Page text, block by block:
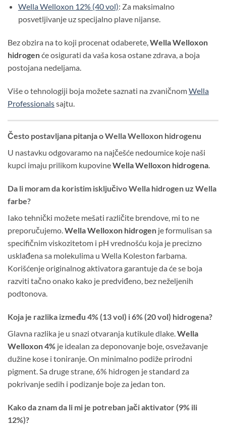
Wella Welloxon 12% (40 vol): Za maksimalno
posvetljivanje uz specijalno plave nijanse.
Bez obzira na to koji procenat odaberete, Wella Welloxon
hidrogenće osigurati da vaša kosa ostane zdrava, a boja
postojana nedeljama.
Više o tehnologiji boja možete saznati na zvaničnomWella
Professionalssajtu.
Često postavljana pitanja o Wella Welloxon hidrogenu
U nastavku odgovaramo na najčešće nedoumice koje naši
kupci imaju prilikom kupovineWella Welloxon hidrogena.
Da li moram da koristim isključivo Wella hidrogen uz Wella
farbe?
Iako tehnički možete mešati različite brendove, mi to ne
preporučujemo.Wella Welloxon hidrogen je formulisan sa
specifičnim viskozitetom i pH vrednošću koja je precizno
usklađena sa molekulima u Wella Koleston farbama.
Korišćenje originalnog aktivatora garantuje da će se boja
razviti tačno onako kako je predviđeno, bez neželjenih
podtonova.
Koja je razlika između 4% (13 vol) i 6% (20 vol) hidrogena?
Glavna razlika je u snazi otvaranja kutikule dlake.Wella
Welloxon 4% je idealan za deponovanje boje, osvežavanje
dužine kose i toniranje. On minimalno podiže prirodni
pigment. Sa druge strane, 6% hidrogen je standard za
pokrivanje sedih i podizanje boje za jedan ton.
Kako da znam da li mi je potreban jači aktivator (9% ili
12%)?